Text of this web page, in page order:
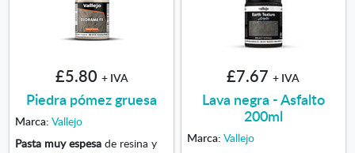
£5.80 + IVA
Piedra pómez gruesa
Marca: Vallejo
Pasta muy espesade resina y
£7.67 + IVA
Lava negra - Asfalto
200ml
Marca: Vallejo